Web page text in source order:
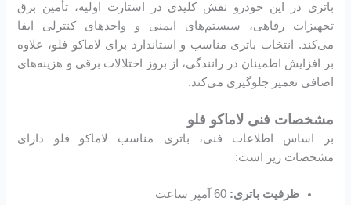
باتری در این خودرو نقش کلیدی در استارت اولیه، تأمین برق
تجهیزات رفاهی، سیستم‌های ایمنی و واحدهای کنترلی ایفا
می‌کند. انتخاب باتری مناسب و استاندارد برای لاماکو فلو، علاوه
بر افزایش اطمینان در رانندگی، از بروز اختلالات برقی و هزینه‌های
اضافی تعمیر جلوگیری می‌کند.
مشخصات فنی لاماکو فلو
بر اساس اطلاعات فنی، باتری مناسب لاماکو فلو دارای
مشخصات زیر است:
ظرفیت باتری: 60 آمپر ساعت